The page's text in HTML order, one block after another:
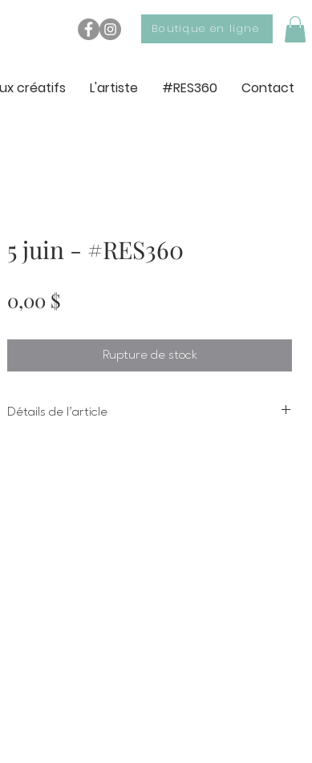
Boutique en ligne
créatifs L'artiste #RES360 Contact
5 juin - #RES360
0,00 $
Rupture de stock
Détails de l'article